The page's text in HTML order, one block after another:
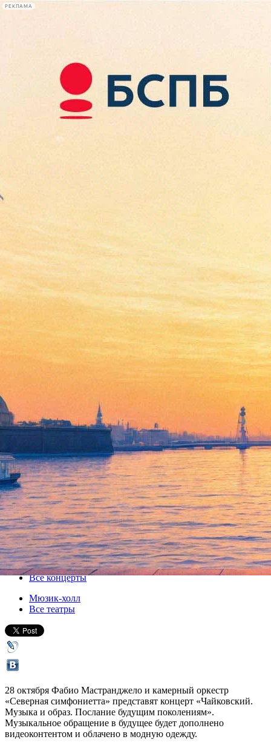
РЕКЛАМА
Сегодня:
2026.08.08
12:35
Афиша Plus
Чайковского объединят с
модой - в Мюзик-Холле
28 октября 2015, среда,19.00
Версия для печати
Все концерты
Мюзик-холл
Все театры
28 октября Фабио Мастранджело и камерный оркестр
«Северная симфониетта» представят концерт «Чайковский.
Музыка и образ. Послание будущим поколениям».
Музыкальное обращение в будущее будет дополнено
видеоконтентом и облачено в модную одежду.